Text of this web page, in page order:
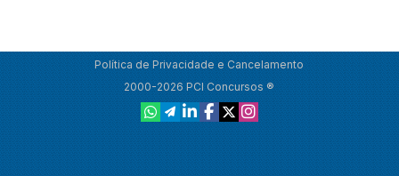
Política de Privacidade e Cancelamento
2000-2026 PCI Concursos ®